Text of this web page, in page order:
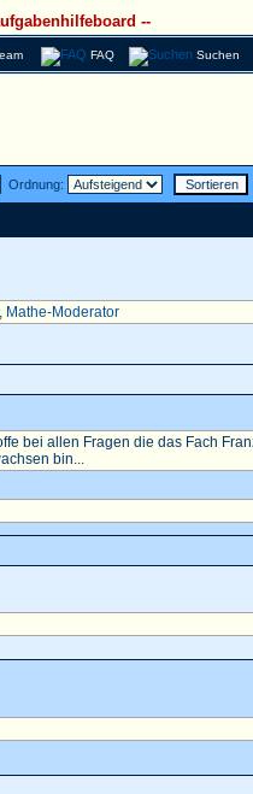
--
FAQ Suchen
Ordnung:
, Mathe-Moderator
bei allen Fragen die das Fach
bin...